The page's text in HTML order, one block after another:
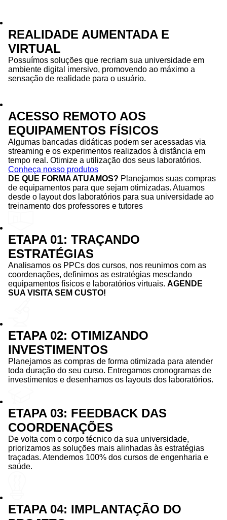
REALIDADE AUMENTADA E
VIRTUAL
Possuímos soluções que recriam sua universidade em
ambiente digital imersivo, promovendo ao máximo a
sensação de realidade para o usuário.
ACESSO REMOTO AOS
EQUIPAMENTOS FÍSICOS
Algumas bancadas didáticas podem ser acessadas via
streaming e os experimentos realizados à distância em
tempo real. Otimize a utilização dos seus laboratórios.
Conheça nosso produtos
DE QUE FORMA ATUAMOS? Planejamos suas compras
de equipamentos para que sejam otimizadas. Atuamos
desde o layout dos laboratórios para sua universidade ao
treinamento dos professores e tutores
ETAPA 01: TRAÇANDO
ESTRATÉGIAS
Analisamos os PPCs dos cursos, nos reunimos com as
coordenações, definimos as estratégias mesclando
equipamentos físicos e laboratórios virtuais. AGENDE
SUA VISITA SEM CUSTO!
ETAPA 02: OTIMIZANDO
INVESTIMENTOS
Planejamos as compras de forma otimizada para atender
toda duração do seu curso. Entregamos cronogramas de
investimentos e desenhamos os layouts dos laboratórios.
ETAPA 03: FEEDBACK DAS
COORDENAÇÕES
De volta com o corpo técnico da sua universidade,
priorizamos as soluções mais alinhadas às estratégias
traçadas. Atendemos 100% dos cursos de engenharia e
saúde.
ETAPA 04: IMPLANTAÇÃO DO